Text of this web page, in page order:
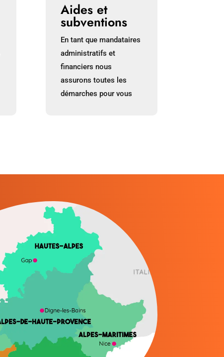
Aides et
subventions
En tant que mandataires
administratifs et
financiers nous
assurons toutes les
démarches pour vous